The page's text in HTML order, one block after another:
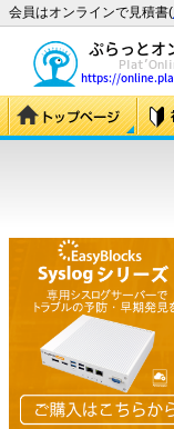
会員はオンラインで見積書(